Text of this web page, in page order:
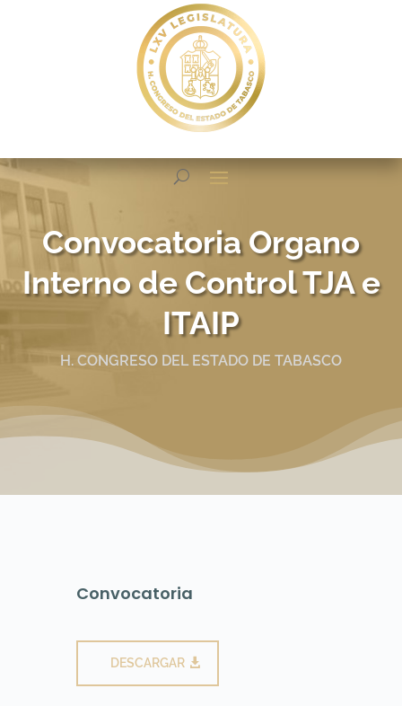
Convocatoria Organo
Interno de Control TJA e
ITAIP
H. CONGRESO DEL ESTADO DE TABASCO
Convocatoria
DESCARGAR